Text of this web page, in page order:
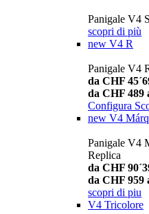
Panigale V4
scopri di più
new V4 R
Panigale V4
da CHF
da CHF 489
Configura
new V4
Panigale V4
Replica
da CHF
da CHF 959
scopri di piu
V4 Tricolore